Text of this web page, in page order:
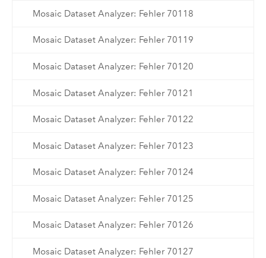
Mosaic Dataset Analyzer: Fehler 70118
Mosaic Dataset Analyzer: Fehler 70119
Mosaic Dataset Analyzer: Fehler 70120
Mosaic Dataset Analyzer: Fehler 70121
Mosaic Dataset Analyzer: Fehler 70122
Mosaic Dataset Analyzer: Fehler 70123
Mosaic Dataset Analyzer: Fehler 70124
Mosaic Dataset Analyzer: Fehler 70125
Mosaic Dataset Analyzer: Fehler 70126
Mosaic Dataset Analyzer: Fehler 70127